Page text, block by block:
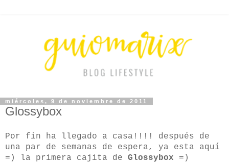
miércoles, 9 de noviembre de 2011
Glossybox
Por fin ha llegado a casa!!!! después de
una par de semanas de espera, ya esta aquí
=) la primera cajita de Glossybox =)